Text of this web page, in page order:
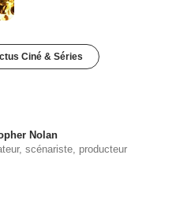
Ciné & Séries
Nolan
scénariste, producteur